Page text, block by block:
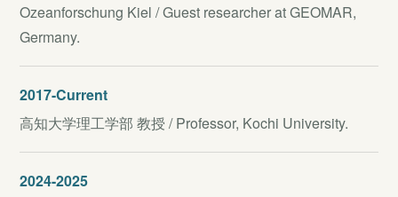
Ozeanforschung Kiel / Guest researcher at GEOMAR,
Germany.
2017-Current
高知大学理工学部 教授 / Professor, Kochi University.
2024-2025